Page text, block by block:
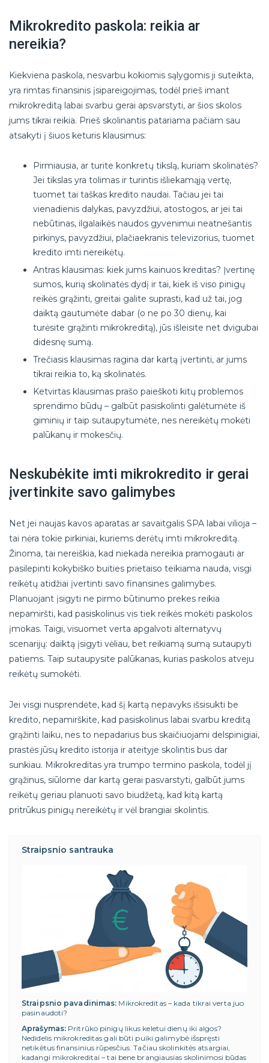
Mikrokredito paskola: reikia ar
nereikia?
Kiekviena paskola, nesvarbu kokiomis sąlygomis ji suteikta,
yra rimtas finansinis įsipareigojimas, todėl prieš imant
mikrokreditą labai svarbu gerai apsvarstyti, ar šios skolos
jums tikrai reikia. Prieš skolinantis patariama pačiam sau
atsakyti į šiuos keturis klausimus:
Pirmiausia, ar turite konkretų tikslą, kuriam skolinatės?
Jei tikslas yra tolimas ir turintis išliekamąją vertę,
tuomet tai taškas kredito naudai. Tačiau jei tai
vienadienis dalykas, pavyzdžiui, atostogos, ar jei tai
nebūtinas, ilgalaikės naudos gyvenimui neatnešantis
pirkinys, pavyzdžiui, plačiaekranis televizorius, tuomet
kredito imti nereikėtų.
Antras klausimas: kiek jums kainuos kreditas? Įvertinę
sumos, kurią skolinatės dydį ir tai, kiek iš viso pinigų
reikės grąžinti, greitai galite suprasti, kad už tai, jog
daiktą gautumėte dabar (o ne po 30 dienų, kai
turėsite grąžinti mikrokreditą), jūs išleisite net dvigubai
didesnę sumą.
Trečiasis klausimas ragina dar kartą įvertinti, ar jums
tikrai reikia to, ką skolinatės.
Ketvirtas klausimas prašo paieškoti kitų problemos
sprendimo būdų – galbūt pasiskolinti galėtumėte iš
giminių ir taip sutaupytumėte, nes nereikėtų mokėti
palūkanų ir mokesčių.
Neskubėkite imti mikrokredito ir gerai
įvertinkite savo galimybes
Net jei naujas kavos aparatas ar savaitgalis SPA labai vilioja –
tai nėra tokie pirkiniai, kuriems derėtų imti mikrokreditą.
Žinoma, tai nereiškia, kad niekada nereikia pramogauti ar
pasilepinti kokybiško buities prietaiso teikiama nauda, visgi
reikėtų atidžiai įvertinti savo finansines galimybes.
Planuojant įsigyti ne pirmo būtinumo prekes reikia
nepamiršti, kad pasiskolinus vis tiek reikės mokėti paskolos
įmokas. Taigi, visuomet verta apgalvoti alternatyvų
scenarijų: daiktą įsigyti vėliau, bet reikiamą sumą sutaupyti
patiems. Taip sutaupysite palūkanas, kurias paskolos atveju
reikėtų sumokėti.
Jei visgi nusprendėte, kad šį kartą nepavyks išsisukti be
kredito, nepamirškite, kad pasiskolinus labai svarbu kreditą
grąžinti laiku, nes to nepadarius bus skaičiuojami delspinigiai,
prastės jūsų kredito istorija ir ateityje skolintis bus dar
sunkiau. Mikrokreditas yra trumpo termino paskola, todėl jį
grąžinus, siūlome dar kartą gerai pasvarstyti, galbūt jums
reikėtų geriau planuoti savo biudžetą, kad kitą kartą
pritrūkus pinigų nereikėtų ir vėl brangiai skolintis.
Straipsnio santrauka
Straipsnio pavadinimas: Mikrokreditas – kada tikrai verta juo
pasinaudoti?
Aprašymas: Pritrūko pinigų likus keletui dienų iki algos?
Nedidelis mikrokreditas gali būti puiki galimybė išspręsti
netikėtus finansinius rūpesčius. Tačiau skolinkitės atsargiai,
kadangi mikrokreditai – tai bene brangiausias skolinimosi būdas